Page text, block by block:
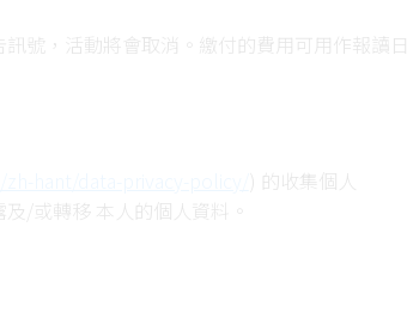
號，活動將會取消。繳付的費用可用作報讀日
) 的收集個人
/或轉移 本人的個人資料。